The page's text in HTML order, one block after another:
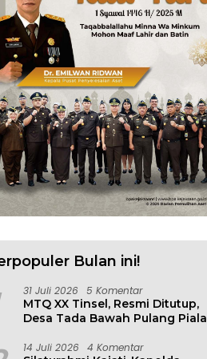
Bulan ini!
31 Juli 2026 5 Komentar
MTQ XX Tinsel, Resmi Ditutup,
Desa Tada Bawah Pulang Piala
14 Juli 2026 4 Komentar